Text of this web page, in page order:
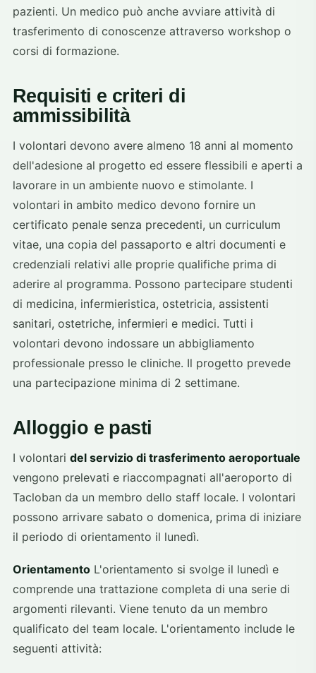
pazienti. Un medico può anche avviare attività di
trasferimento di conoscenze attraverso workshop o
corsi di formazione.
Requisiti e criteri di
ammissibilità
I volontari devono avere almeno 18 anni al momento
dell'adesione al progetto ed essere flessibili e aperti a
lavorare in un ambiente nuovo e stimolante. I
volontari in ambito medico devono fornire un
certificato penale senza precedenti, un curriculum
vitae, una copia del passaporto e altri documenti e
credenziali relativi alle proprie qualifiche prima di
aderire al programma. Possono partecipare studenti
di medicina, infermieristica, ostetricia, assistenti
sanitari, ostetriche, infermieri e medici. Tutti i
volontari devono indossare un abbigliamento
professionale presso le cliniche. Il progetto prevede
una partecipazione minima di 2 settimane.
Alloggio e pasti
I volontari del servizio di trasferimento aeroportuale
vengono prelevati e riaccompagnati all'aeroporto di
Tacloban da un membro dello staff locale. I volontari
possono arrivare sabato o domenica, prima di iniziare
il periodo di orientamento il lunedì.
Orientamento L'orientamento si svolge il lunedì e
comprende una trattazione completa di una serie di
argomenti rilevanti. Viene tenuto da un membro
qualificato del team locale. L'orientamento include le
seguenti attività: